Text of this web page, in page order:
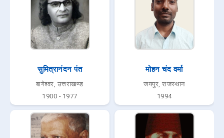
सुमित्रानंदन पंत
बागेश्वर, उत्तराखण्ड
1900 - 1977
मोहन चंद वर्मा
जयपुर, राजस्थान
1994